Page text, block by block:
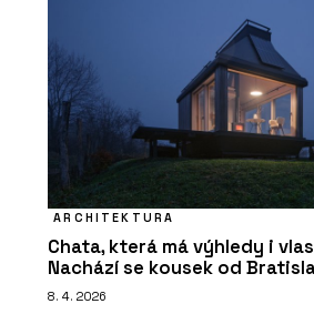
ARCHITEKTURA
Chata, která má výhledy i
Nachází se kousek od
8. 4. 2026